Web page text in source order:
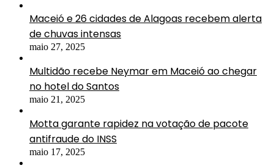
Maceió e 26 cidades de Alagoas recebem alerta
de chuvas intensas
maio 27, 2025
Multidão recebe Neymar em Maceió ao chegar
no hotel do Santos
maio 21, 2025
Motta garante rapidez na votação de pacote
antifraude do INSS
maio 17, 2025